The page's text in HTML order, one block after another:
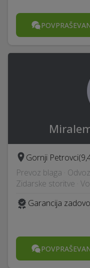
Gornji Petrovci
Prevoz blaga ·
Zidarske storitve ·
Garancija